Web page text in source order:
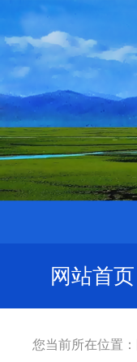
网站首页
您当前所在位置：